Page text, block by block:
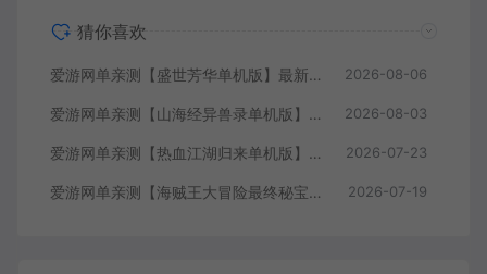
猜你喜欢
爱游网单亲测【盛世芳华单机版】最新整理宫斗养成回合抽卡多区跨服代金券内购虚拟机一键端视频教学+linux手工外网端文本教学 2026-08-06
爱游网单亲测【山海经异兽录单机版】最新整理11赛季代金券内购版 带GM物品充值后台 模拟器手游 解压一键端 视频安装教学+手工端文本教学 2026-08-03
爱游网单亲测【热血江湖归来单机版】最新整理7职业精修多项修复 带网页GM物品后台 代金券内购 虚拟机一键端视频安装教学+手工端文本教学 2026-07-23
爱游网单亲测【海贼王大冒险最终秘宝】最新整理单机修复版 带网页GM充值物品后台 回合制抽卡模拟器手游 虚拟机一键端视频教学+手工端文本教学 2026-07-19